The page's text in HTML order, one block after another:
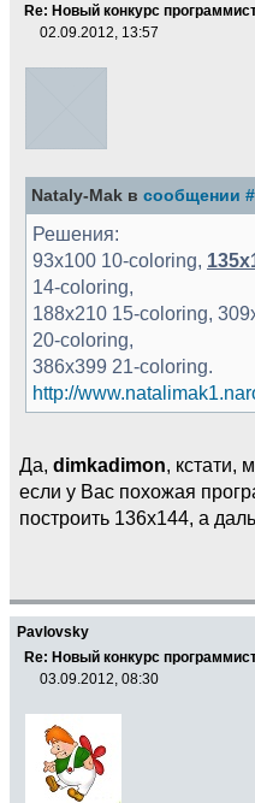
Re: Новый конкурс
02.09.2012, 13:57
Nataly-Mak в сообщении
Решения:
93x100 10-coloring,
14-coloring,
188x210 15-coloring,
20-coloring,
386x399 21-coloring.
http://
Да, dimkadimon, кстати,
если у Вас похожая
построить 136x144, а
Pavlovsky
Re: Новый конкурс
03.09.2012, 08:30